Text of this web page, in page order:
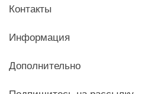
Контакты
Информация
Дополнительно